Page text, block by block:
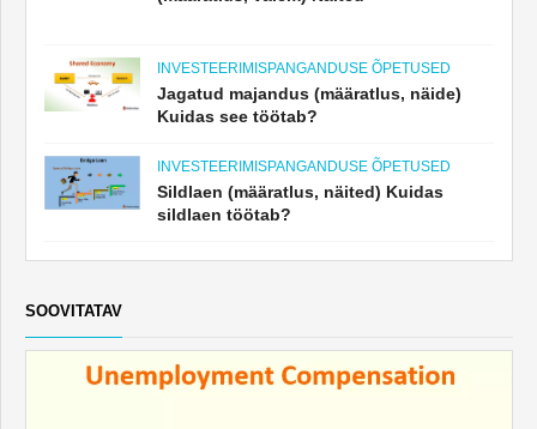
INVESTEERIMISPANGANDUSE ÕPETUSED
Jagatud majandus (määratlus, näide)
Kuidas see töötab?
INVESTEERIMISPANGANDUSE ÕPETUSED
Sildlaen (määratlus, näited) Kuidas
sildlaen töötab?
SOOVITATAV